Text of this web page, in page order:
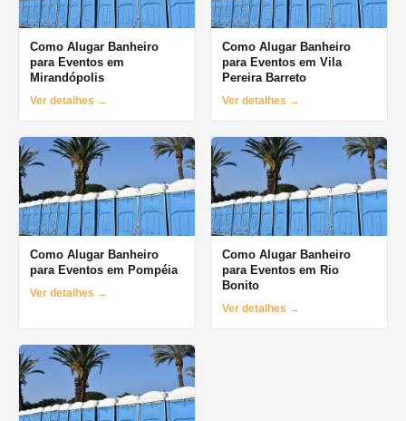
Como Alugar Banheiro
para Eventos em
Mirandópolis
Ver detalhes →
Como Alugar Banheiro
para Eventos em Vila
Pereira Barreto
Ver detalhes →
Como Alugar Banheiro
para Eventos em Pompéia
Ver detalhes →
Como Alugar Banheiro
para Eventos em Rio
Bonito
Ver detalhes →